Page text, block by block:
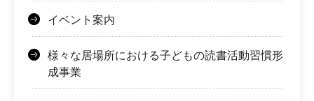
イベント案内
様々な居場所における子どもの読書活動習慣形
成事業